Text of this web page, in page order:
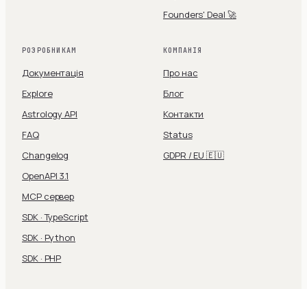
Founders' Deal 🚀
РОЗРОБНИКАМ
Документація
Explore
Astrology API
FAQ
Changelog
OpenAPI 3.1
MCP сервер
SDK · TypeScript
SDK · Python
SDK · PHP
КОМПАНІЯ
Про нас
Блог
Контакти
Status
GDPR / EU 🇪🇺